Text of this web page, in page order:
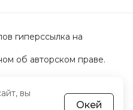
гиперссылка на
об авторском праве.
вы
Окей